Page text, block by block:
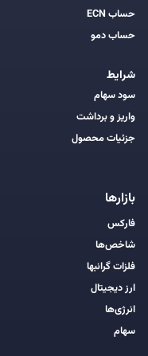
حساب ECN
حساب دمو
شرایط
سود سهام
واریز و برداشت
جزئیات محصول
بازارها
فارکس
شاخص‌ها
فلزات گرانبها
ارز دیجیتال
انرژی‌ها
سهام